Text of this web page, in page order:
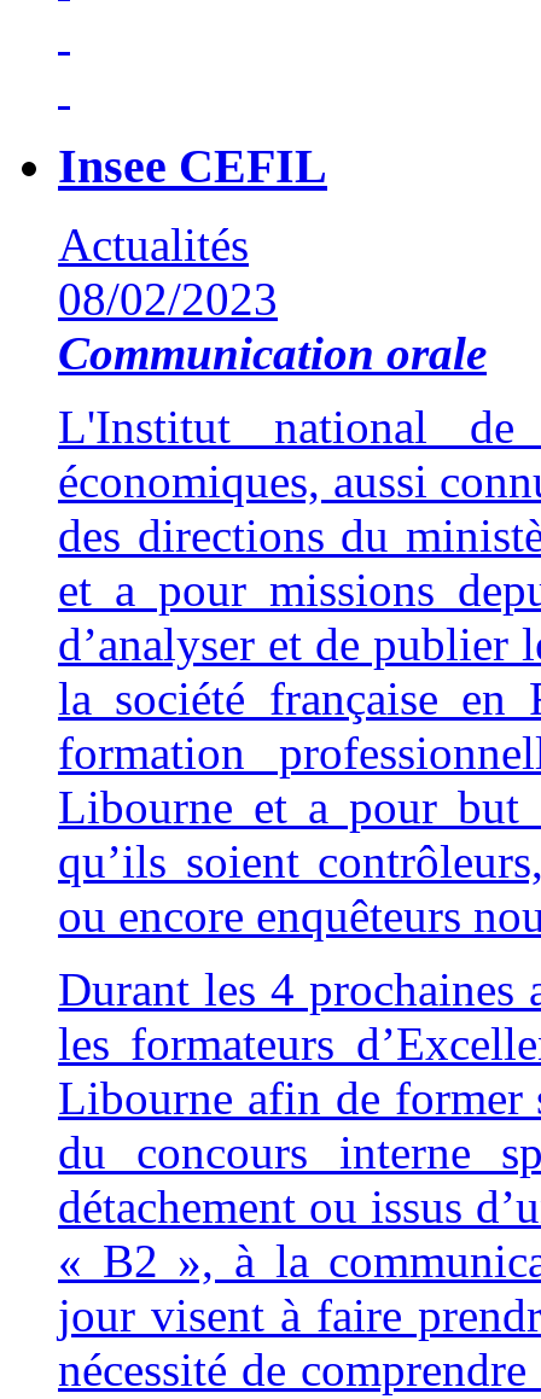
Insee CEFIL
Actualités
08/02/2023
Communication orale
L'Institut national
économiques, aussi
des directions du
et a pour missions
d’analyser et de publier
la société française en
formation
Libourne et a pour but
qu’ils soient
ou encore enquêteurs
Durant les 4 prochaines
les formateurs
Libourne afin de former
du concours interne
détachement ou issus
« B2 », à la
jour visent à faire
nécessité de